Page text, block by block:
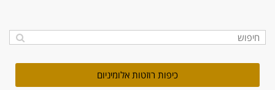
כיפות רוזטות אלומיניום